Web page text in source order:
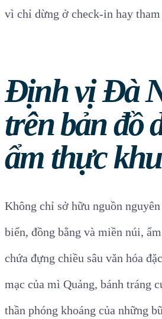
vì chỉ dừng ở check-in hay tham
Định vị Đà
trên bản đồ
ẩm thực
Không chỉ sở hữu nguồn
biển, đồng bằng và miền núi,
chứa đựng chiều sâu văn hóa
mạc của mì Quảng, bánh tráng
thần phóng khoáng của những